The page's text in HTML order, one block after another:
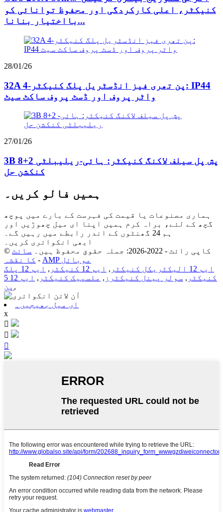
کنیکٹر، اعلی کارکردگی اور محفوظ توانائی کو
بااختیار بنانا...
28/01/26
32A 4-پن تھری فیز انڈسٹریل پلگ کنیکٹر: IP44
واٹر پروف اور ڈسٹ پروف ساکٹ سیٹ
27/01/26
3B 8+2 پش پل سیلف لاکنگ کنیکٹر: ہائی-ریلیبلٹی
کنکشن حل
ہمیں فالو کریں۔
ہماری مصنوعات یا قیمت کی فہرست کے بارے میں پوچھ
گچھ کے لئے، براہ کرم ہمیں اپنا ای میل چھوڑیں اور
ہم 24 گھنٹوں کے اندر رابطے میں رہیں گے۔
ابھی انکوائری کریں۔
© کاپی رائٹ - 2022-2026: جملہ حقوق محفوظ ہیں۔
سائٹ
کا نقشہ -
AMP موبائل
ایم 12 الیکٹریکل کنیکٹر
, ایم 12 کنیکٹر ,
ایم 12 پلگ
کنیکٹر , سولر پینل کنیکٹرز , ملسپیک کنیکٹر ,
ایم 12 5
پن ,
ای میل بھیجیں۔
x


